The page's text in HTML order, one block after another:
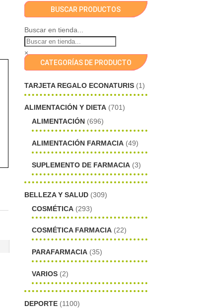
BUSCAR PRODUCTOS
Buscar en tienda...
×
CATEGORÍAS DE PRODUCTO
TARJETA REGALO ECONATURIS (1)
ALIMENTACIÓN Y DIETA (701)
ALIMENTACIÓN (696)
ALIMENTACIÓN FARMACIA (49)
SUPLEMENTO DE FARMACIA (3)
BELLEZA Y SALUD (309)
COSMÉTICA (293)
COSMÉTICA FARMACIA (22)
PARAFARMACIA (35)
VARIOS (2)
DEPORTE (1100)